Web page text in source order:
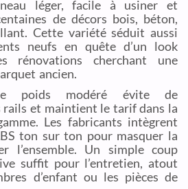
léger, facile à usiner et
de décors bois, béton,
Cette variété séduit aussi
neufs en quête d’un look
rénovations cherchant une
ancien.
poids modéré évite de
rails et maintient le tarif dans la
Les fabricants intègrent
ton sur ton pour masquer la
l’ensemble. Un simple coup
suffit pour l’entretien, atout
d’enfant ou les pièces de